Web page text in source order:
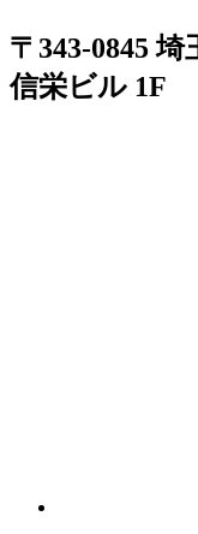
〒343-0845
信栄ビル 1F